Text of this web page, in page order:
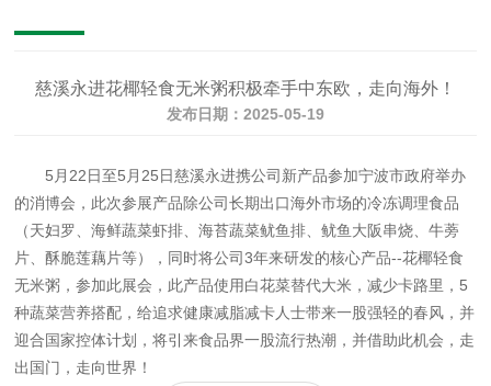
慈溪永进花椰轻食无米粥积极牵手中东欧，走向海外！
发布日期：2025-05-19
5月22日至5月25日慈溪永进携公司新产品参加宁波市政府举办
的消博会，此次参展产品除公司长期出口海外市场的冷冻调理食品
（天妇罗、海鲜蔬菜虾排、海苔蔬菜鱿鱼排、鱿鱼大阪串烧、牛蒡
片、酥脆莲藕片等），同时将公司3年来研发的核心产品--花椰轻食
无米粥，参加此展会，此产品使用白花菜替代大米，减少卡路里，5
种蔬菜营养搭配，给追求健康减脂减卡人士带来一股强轻的春风，并
迎合国家控体计划，将引来食品界一股流行热潮，并借助此机会，走
出国门，走向世界！